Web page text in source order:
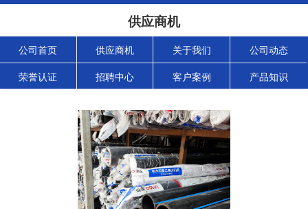
供应商机
公司首页 供应商机 关于我们 公司动态
荣誉认证 招聘中心 客户案例 产品知识